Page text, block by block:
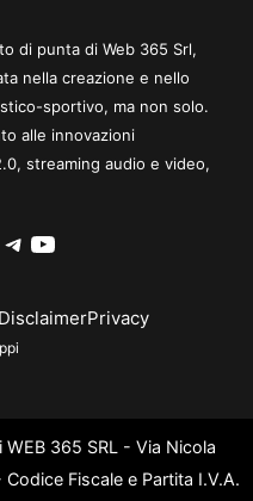
di punta di Web 365 Srl,
nella creazione e nello
sportivo, ma non solo.
alle innovazioni
streaming audio e video,
Telegram
YouTube
DisclaimerPrivacy
365 SRL - Via Nicola
Fiscale e Partita I.V.A.